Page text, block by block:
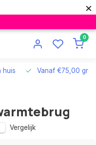
×
0
huis Vanaf €75,00
Vergelijk